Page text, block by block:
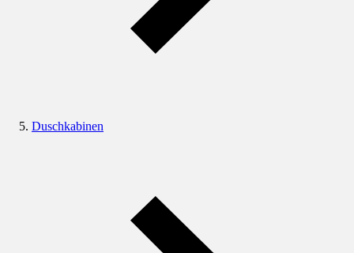
Duschkabinen